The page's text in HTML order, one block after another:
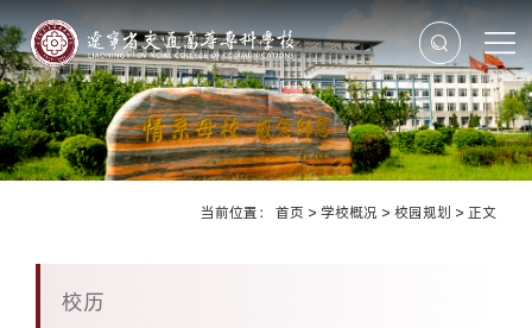
当前位置：首页 >学校概况 >校园规划 > 正文
校历